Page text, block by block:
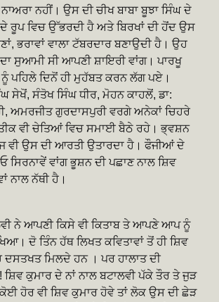
ਨਹੀਂ। ਉਸ ਦੀ ਚੀਖ ਬਾਬਾ ਬੂਝਾ ਸਿੰਘ ਦੇ
ਰੂਪ ਵਿਚ ਉੱਭਰਦੀ ਹੈ ਅਤੇ ਬਿਰਖਾਂ ਦੀ ਹੋਂਦ ਉਸ
ਭਰਾਵਾਂ ਵਾਲਾ ਟੱਬਰਦਾਰ ਬਣਾਉਦੀ ਹੈ। ਉਹ
ਸੁਆਮੀ ਸੀ ਆਪਣੀ ਸ਼ਾਇਰੀ ਵਾਂਗ। ਪਾਰਖੂ
ਪਹਿਲੇ ਦਿਨੋਂ ਹੀ ਮੁਹੱਬਤ ਕਰਨ ਲੱਗ ਪਏ।
ਸੇਖੋਂ, ਸੰਤੋਖ ਸਿੰਘ ਧੀਰ, ਮੋਹਨ ਕਾਹਲੋਂ, ਡਾ:
ਅਮਰਜੀਤ ਗੁਰਦਾਸਪੁਰੀ ਵਰਗੇ ਅਨੇਕਾਂ ਚਿਹਰੇ
ਵੀ ਚੇਤਿਆਂ ਵਿਚ ਸਮਾਈ ਬੈਠੇ ਰਹੇ। ਭ੍ਵਸ਼ਨ
ਵੀ ਉਸ ਦੀ ਆਰਤੀ ਉਤਾਰਦਾ ਹੈ। ਫੌਜੀਆਂ ਦੇ
ਸਿਰਨਾਵੇਂ ਵਾਂਗ ਭੂਸ਼ਨ ਦੀ ਪਛਾਣ ਨਾਲ ਸ਼ਿਵ
ਨਾਲ ਨੱਥੀ ਹੈ।
ਨੇ ਆਪਣੀ ਕਿਸੇ ਵੀ ਕਿਤਾਬ ਤੇ ਆਪਣੇ ਆਪ ਨੂੰ
ਦੋ ਤਿੰਨ ਹੱਥ ਲਿਖਤ ਕਵਿਤਾਵਾਂ ਤੋਂ ਹੀ ਸ਼ਿਵ
ਦਸਤਖਤ ਮਿਲਦੇ ਹਨ । ਪਰ ਹਾਲਾਤ ਦੀ
ਸ਼ਿਵ ਕੁਮਾਰ ਦੇ ਨਾਂ ਨਾਲ ਬਟਾਲਵੀ ਪੱਕੇ ਤੌਰ ਤੇ ਜੁੜ
ਹੋਰ ਵੀ ਸ਼ਿਵ ਕੁਮਾਰ ਹੋਵੇ ਤਾਂ ਲੋਕ ਉਸ ਦੀ ਛੇੜ